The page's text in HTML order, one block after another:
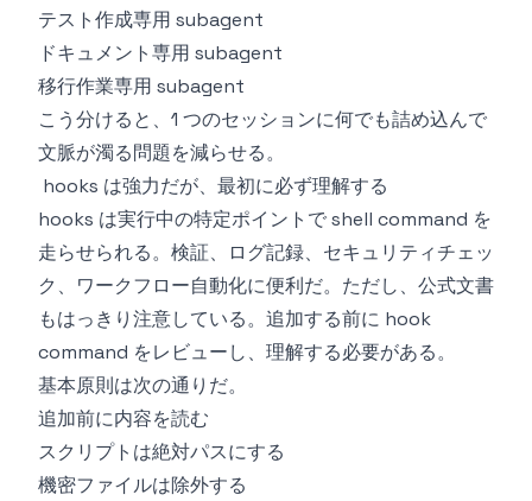
テスト作成専用 subagent
ドキュメント専用 subagent
移行作業専用 subagent
こう分けると、1 つのセッションに何でも詰め込んで
文脈が濁る問題を減らせる。
hooks は強力だが、最初に必ず理解する
hooks は実行中の特定ポイントで shell command を
走らせられる。検証、ログ記録、セキュリティチェッ
ク、ワークフロー自動化に便利だ。ただし、公式文書
もはっきり注意している。追加する前に hook
command をレビューし、理解する必要がある。
基本原則は次の通りだ。
追加前に内容を読む
スクリプトは絶対パスにする
機密ファイルは除外する